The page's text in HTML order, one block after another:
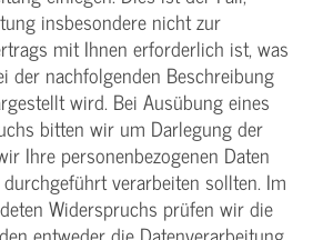
insbesondere nicht zur
mit Ihnen erforderlich ist, was
der nachfolgenden Beschreibung
wird. Bei Ausübung eines
bitten wir um Darlegung der
Ihre personenbezogenen Daten
verarbeiten sollten. Im
Widerspruchs prüfen wir die